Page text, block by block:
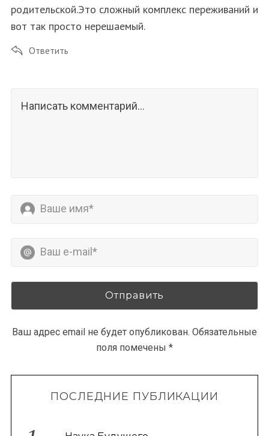
родительской.Это сложный комплекс переживаний и
вот так просто нерешаемый.
Ответить
Ваш адрес email не будет опубликован. Обязательные
поля помечены *
ПОСЛЕДНИЕ ПУБЛИКАЦИИ